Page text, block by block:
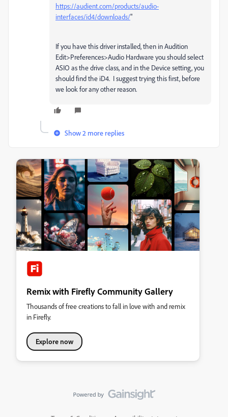
https://audient.com/products/audio-
interfaces/id4/downloads/"
If you have this driver installed, then in Audition
Edit>Preferences>Audio Hardware you should select
ASIO as the drive class, and in the Device setting, you
should find the iD4. I suggest trying this first, before
we look for any other reason.
Show 2 more replies
Remix with Firefly Community Gallery
Thousands of free creations to fall in love with and remix
in Firefly.
Explore now